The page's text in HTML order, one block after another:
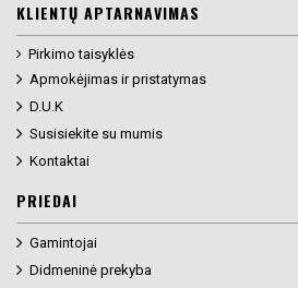
KLIENTŲ APTARNAVIMAS
Pirkimo taisyklės
Apmokėjimas ir pristatymas
D.U.K
Susisiekite su mumis
Kontaktai
PRIEDAI
Gamintojai
Didmeninė prekyba